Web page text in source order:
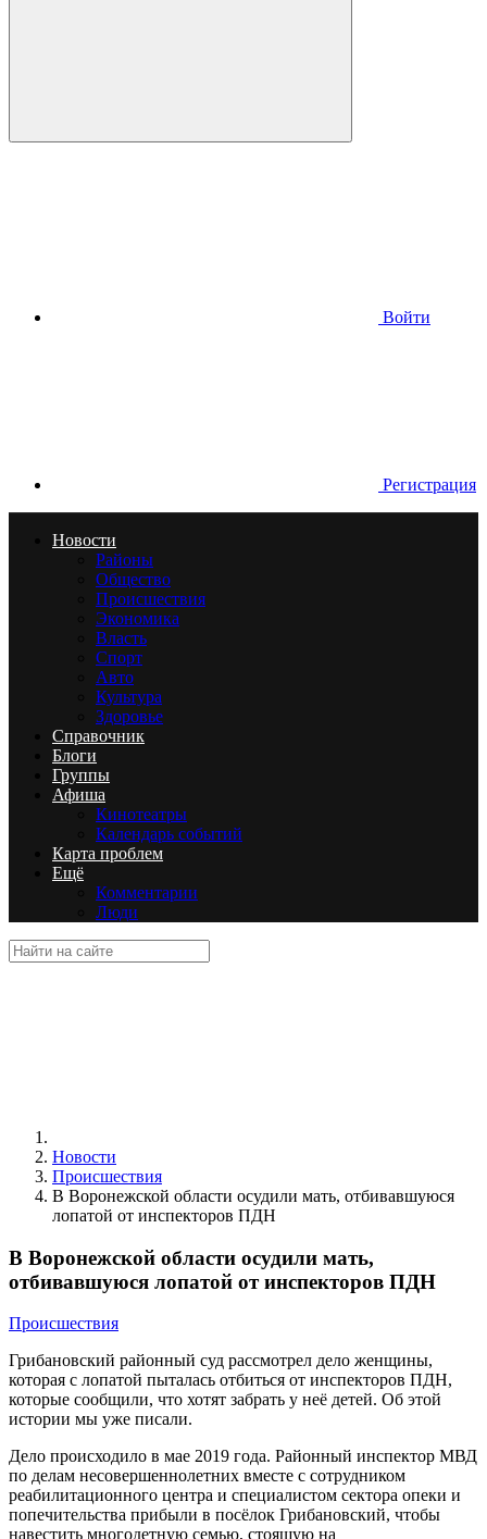
Войти
Регистрация
Новости
Районы
Общество
Происшествия
Экономика
Власть
Спорт
Авто
Культура
Здоровье
Справочник
Блоги
Группы
Афиша
Кинотеатры
Календарь событий
Карта проблем
Ещё
Комментарии
Люди
Новости
Происшествия
В Воронежской области осудили мать, отбивавшуюся
лопатой от инспекторов ПДН
В Воронежской области осудили мать,
отбивавшуюся лопатой от инспекторов ПДН
Происшествия
Грибановский районный суд рассмотрел дело женщины,
которая с лопатой пыталась отбиться от инспекторов ПДН,
которые сообщили, что хотят забрать у неё детей. Об этой
истории мы уже писали.
Дело происходило в мае 2019 года. Районный инспектор МВД
по делам несовершеннолетних вместе с сотрудником
реабилитационного центра и специалистом сектора опеки и
попечительства прибыли в посёлок Грибановский, чтобы
навестить многодетную семью, стоящую на